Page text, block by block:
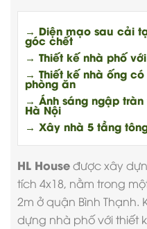
→ Diện mạo sau cải
góc chết
→ Thiết kế nhà phố
→ Thiết kế nhà ống
phòng ăn
→ Ánh sáng ngập
Hà Nội
→ Xây nhà 5 tầng
HL Houseđược xây
tích 4x18, nằm trong
2m ở quận Bình Thạnh.
dựng nhà phốvới thiết